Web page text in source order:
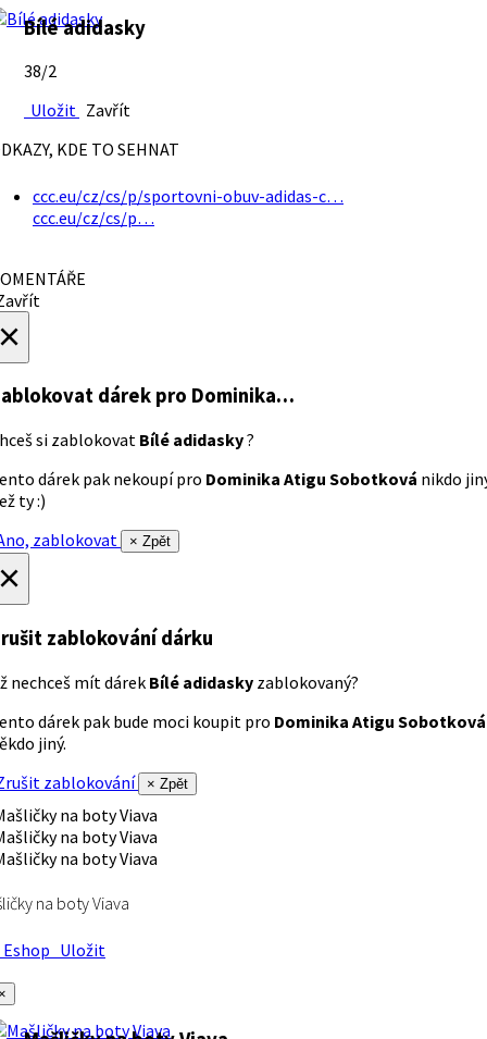
Bílé adidasky
38/2
Uložit Zavřít
KDE TO SEHNAT
ccc.eu/cz/cs/p/sportovni-obuv-adidas-c…
ccc.eu/cz/cs/p…
dárek pro Dominika…
si zablokovat Bílé adidasky?
dárek pak nekoupí pro Dominika Atigu Sobotková nikdo
ty :)
zablokovat
× Zpět
zablokování dárku
nechceš mít dárek Bílé adidasky zablokovaný?
dárek pak bude moci koupit pro Dominika Atigu Sobotková
jiný.
zablokování
× Zpět
na boty Viava
Uložit